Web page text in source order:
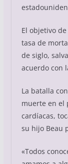
El objetivo
tasa de
de siglo,
acuerdo con
La batalla
muerte en el
cardíacas,
su hijo Beau
«Todos